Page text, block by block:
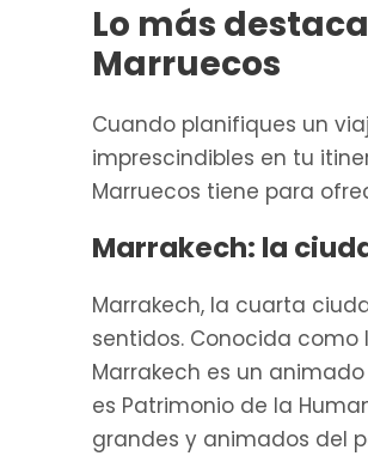
Lo más
Marruecos
Cuando planifiques un
imprescindibles en tu
Marruecos tiene para
Marrakech: la
Marrakech, la cuarta
sentidos. Conocida como
Marrakech es un
es Patrimonio de la
grandes y animados del